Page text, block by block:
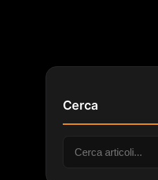
Cerca
Cerca: